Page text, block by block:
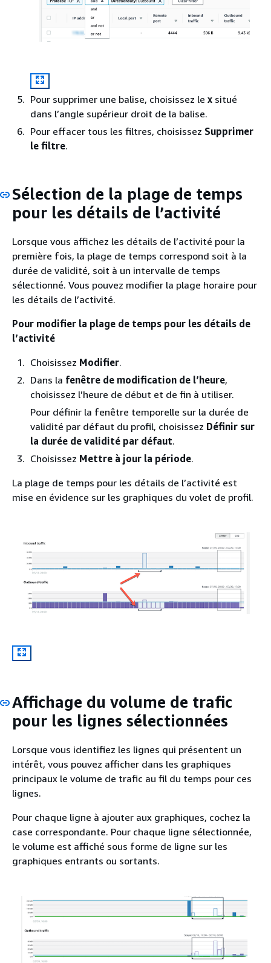
Pour supprimer une balise, choisissez le x situé
dans l’angle supérieur droit de la balise.
Pour effacer tous les filtres, choisissez Supprimer
le filtre.
Sélection de la plage de temps
pour les détails de l’activité
Lorsque vous affichez les détails de l’activité pour la
première fois, la plage de temps correspond soit à la
durée de validité, soit à un intervalle de temps
sélectionné. Vous pouvez modifier la plage horaire pour
les détails de l’activité.
Pour modifier la plage de temps pour les détails de
l’activité
Choisissez Modifier.
Dans la fenêtre de modification de l’heure,
choisissez l’heure de début et de fin à utiliser.
Pour définir la fenêtre temporelle sur la durée de
validité par défaut du profil, choisissez Définir sur
la durée de validité par défaut.
Choisissez Mettre à jour la période.
La plage de temps pour les détails de l’activité est
mise en évidence sur les graphiques du volet de profil.
Affichage du volume de trafic
pour les lignes sélectionnées
Lorsque vous identifiez les lignes qui présentent un
intérêt, vous pouvez afficher dans les graphiques
principaux le volume de trafic au fil du temps pour ces
lignes.
Pour chaque ligne à ajouter aux graphiques, cochez la
case correspondante. Pour chaque ligne sélectionnée,
le volume est affiché sous forme de ligne sur les
graphiques entrants ou sortants.